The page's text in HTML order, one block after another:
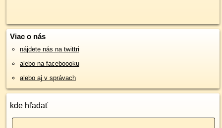
Viac o nás
nájdete nás na twittri
alebo na faceboooku
alebo aj v správach
kde hľadať